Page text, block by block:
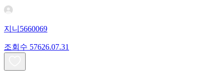
지니5660069
조회수 57626.07.31